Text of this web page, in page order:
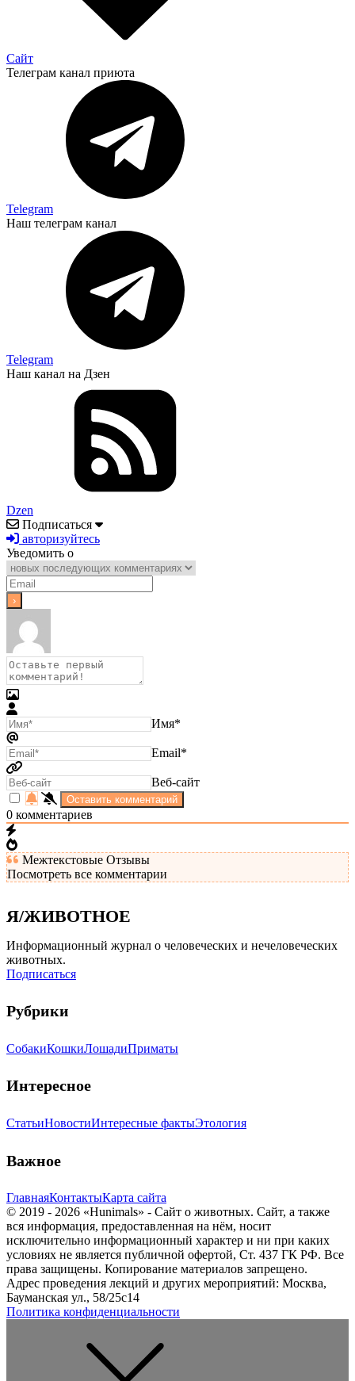
Сайт
Телеграм канал приюта
Telegram
Наш телеграм канал
Telegram
Наш канал на Дзен
Dzen
Подписаться
авторизуйтесь
Уведомить о
Имя*
Email*
Веб-сайт
0 комментариев
Межтекстовые Отзывы
Посмотреть все комментарии
Я/ЖИВОТНОЕ
Информационный журнал о человеческих и нечеловеческих
животных.
Подписаться
Рубрики
СобакиКошкиЛошадиПриматы
Интересное
СтатьиНовостиИнтересные фактыЭтология
Важное
ГлавнаяКонтактыКарта сайта
© 2019 - 2026 «Hunimals» - Сайт о животных. Сайт, а также
вся информация, предоставленная на нём, носит
исключительно информационный характер и ни при каких
условиях не является публичной офертой, Ст. 437 ГК РФ. Все
права защищены. Копирование материалов запрещено.
Адрес проведения лекций и других мероприятий: Москва,
Бауманская ул., 58/25с14
Политика конфиденциальности